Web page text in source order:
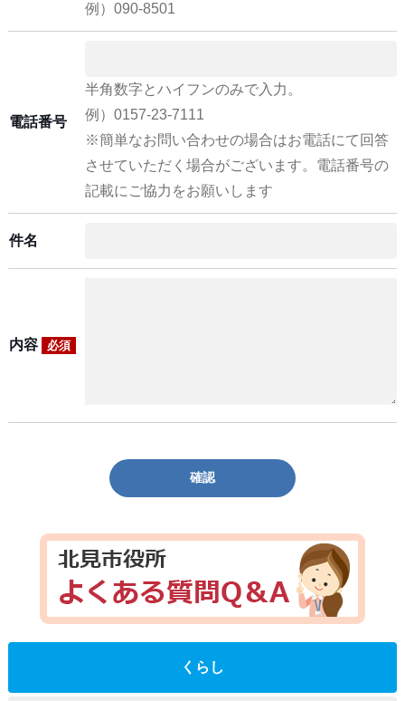
例）090-8501
電話番号
半角数字とハイフンのみで入力。
例）0157-23-7111
※簡単なお問い合わせの場合はお電話にて回答
させていただく場合がございます。電話番号の
記載にご協力をお願いします
件名
内容 必須
確認
くらし